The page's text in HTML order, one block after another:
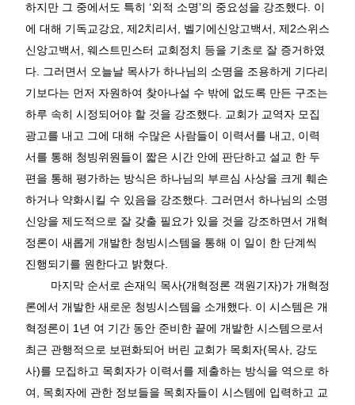
하지만 그 중에서도 특히 ‘외적 소명’의 중요성을 강조했다 이
에 대해 기독교강요
제2치리서 벨기에신앙고백서 제2스위스
신앙고백서
웨스트민스터 교회정치 등을 기초로 잘 증거하였
다
그러면서 오늘날 목사가 하나님의 소명을 조용하게 기다리
기보다는 먼저 자원하여 찾아나설 수 밖에 없도록 만든 구조는
하루 속히 시정되어야 할 것을 강조했다
교회가 교역자 모집
광고를 내고 그에 대해 수많은 사람들이 이력서를 내고
이력
서를 통해 청빙위원들이 짧은 시간 안에 판단하고 설교 한 두
편을 통해 평가하는 방식은 하나님의 부르심 사상을 크게 훼손
하거나 약화시킬 수 있음을 강조했다
그러면서 하나님의 소명
신앙을 제도적으로 잘 갖출 필요가 있을 것을 강조하면서 개혁
정론이 새롭게 개발한 청빙시스템을 통해 이 일이 한 단계씩
진행되기를 원한다고 밝혔다
마지막 순서로 손재익 목사(개혁정론 객원기자)가 개혁정
론에서 개발한 새로운 청빙시스템을 소개했다 이 시스템은 개
혁정론이 1 년 여 기간 동안 준비한 끝에 개발한 시스템으로서
최근 관행적으로 보편화되어 버린 교회가 목회자(목사 강도
사)를 모집하고 목회자가 이력서를 제출하는 방식을 역으로 하
여
목회자에 관한 정보들을 목회자들이 시스템에 입력하고 교